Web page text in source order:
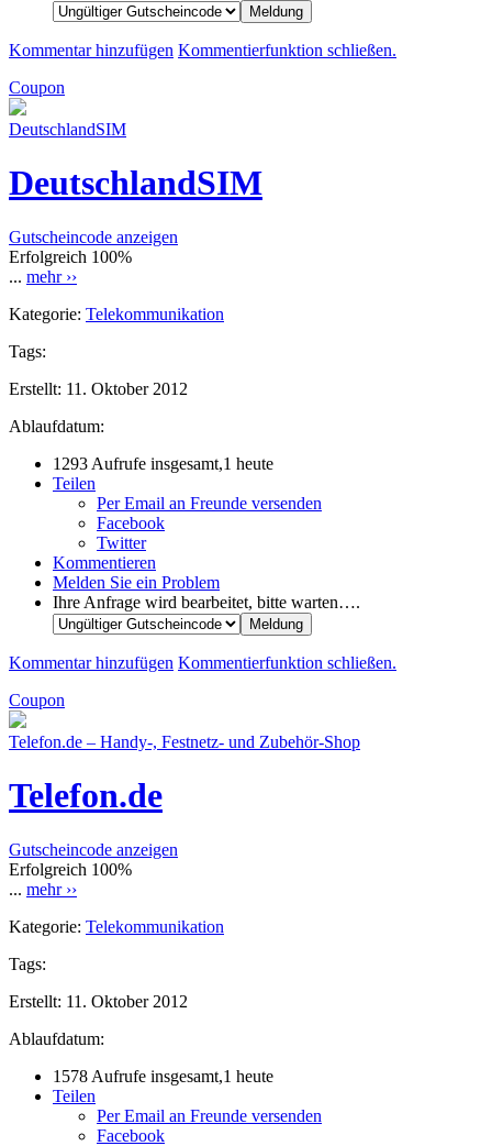
Kommentar hinzufügen Kommentierfunktion schließen.
Coupon
DeutschlandSIM
DeutschlandSIM
Gutscheincode anzeigen
Erfolgreich 100%
... mehr ››
Kategorie: Telekommunikation
Tags:
Erstellt: 11. Oktober 2012
Ablaufdatum:
1293 Aufrufe insgesamt,1 heute
Teilen
Per Email an Freunde versenden
Facebook
Twitter
Kommentieren
Melden Sie ein Problem
Ihre Anfrage wird bearbeitet, bitte warten….
Kommentar hinzufügen Kommentierfunktion schließen.
Coupon
Telefon.de – Handy-, Festnetz- und Zubehör-Shop
Telefon.de
Gutscheincode anzeigen
Erfolgreich 100%
... mehr ››
Kategorie: Telekommunikation
Tags:
Erstellt: 11. Oktober 2012
Ablaufdatum:
1578 Aufrufe insgesamt,1 heute
Teilen
Per Email an Freunde versenden
Facebook